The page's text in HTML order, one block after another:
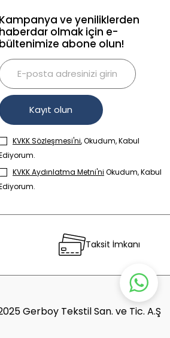
Kampanya ve yeniliklerden
haberdar olmak için e-
bültenimize abone olun!
Kayıt olun
KVKK Sözleşmesi'ni, Okudum, Kabul
KVKK Aydınlatma Metni'ni Okudum, Kabul
Taksit İmkanı
Gerboy Tekstil San. ve Tic. A.Ş